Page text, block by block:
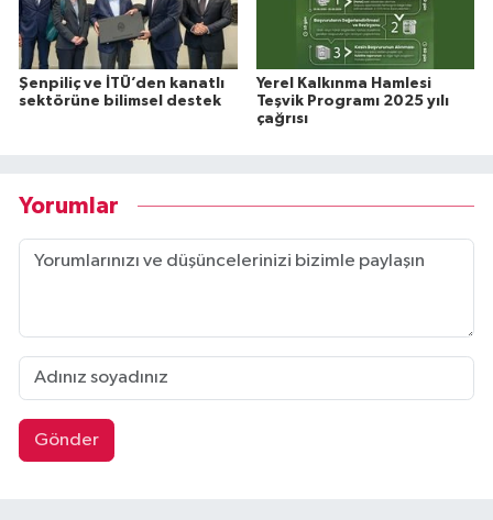
Şenpiliç ve İTÜ’den kanatlı
sektörüne bilimsel destek
Yerel Kalkınma Hamlesi
Teşvik Programı 2025 yılı
çağrısı
Yorumlar
Gönder